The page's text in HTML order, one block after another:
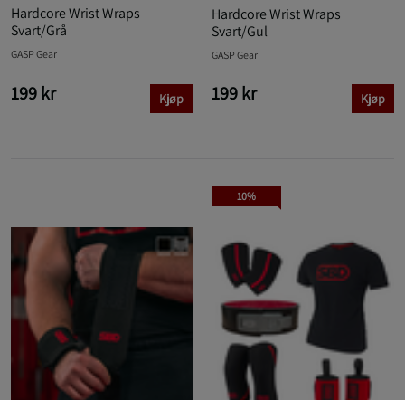
Hardcore Wrist Wraps
Svart/Grå
GASP Gear
199 kr Kjøp
Hardcore Wrist Wraps
Svart/Gul
GASP Gear
199 kr Kjøp
10%